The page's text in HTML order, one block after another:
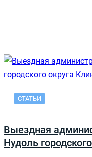
СТАТЬИ
Выездная
Нудоль